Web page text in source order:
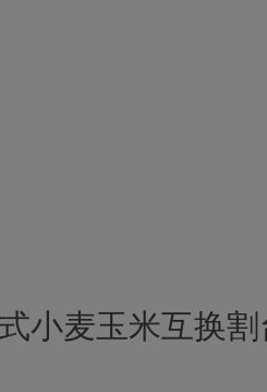
小麦玉米互换